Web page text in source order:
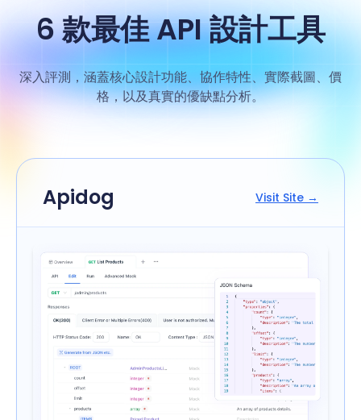
6 款最佳 API 設計工具
深入評測，涵蓋核心設計功能、協作特性、實際截圖、價
格，以及真實的優缺點分析。
Apidog Visit Site →